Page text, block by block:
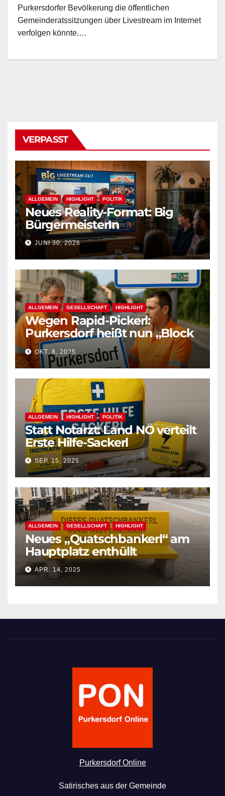
Purkersdorfer Bevölkerung die öffentlichen
Gemeinderatssitzungen über Livestream im Internet
verfolgen könnte.…
VERPASST
ALLGEMEIN HIGHLIGHT POLITIK
Neues Reality-Format: Big
BürgermeisterIn
JUNI 30, 2026
ALLGEMEIN GESELLSCHAFT HIGHLIGHT
Wegen Rapid-Pickerl:
Purkersdorf heißt nun „Block
West“
OKT. 8, 2025
ALLGEMEIN HIGHLIGHT POLITIK
Statt Notarzt: Land NÖ verteilt
Erste Hilfe-Sackerl
SEP. 15, 2025
ALLGEMEIN GESELLSCHAFT HIGHLIGHT
Neues „Quatschbankerl“ am
Hauptplatz enthüllt
APR. 14, 2025
Purkersdorf Online
Satirisches aus der Gemeinde